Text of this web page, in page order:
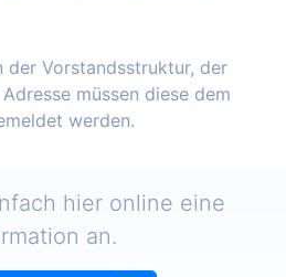
der Vorstandsstruktur, der
müssen diese dem
werden.
hier online eine
an.